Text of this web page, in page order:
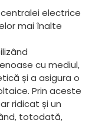
electrice
mai înalte
cu mediul,
și a asigura o
Prin aceste
ridicat și un
totodată,